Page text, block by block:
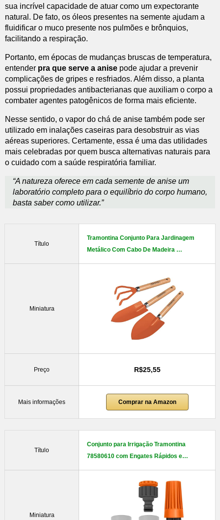
sua incrível capacidade de atuar como um expectorante
natural. De fato, os óleos presentes na semente ajudam a
fluidificar o muco presente nos pulmões e brônquios,
facilitando a respiração.
Portanto, em épocas de mudanças bruscas de temperatura,
entender pra que serve a anise pode ajudar a prevenir
complicações de gripes e resfriados. Além disso, a planta
possui propriedades antibacterianas que auxiliam o corpo a
combater agentes patogênicos de forma mais eficiente.
Nesse sentido, o vapor do chá de anise também pode ser
utilizado em inalações caseiras para desobstruir as vias
aéreas superiores. Certamente, essa é uma das utilidades
mais celebradas por quem busca alternativas naturais para
o cuidado com a saúde respiratória familiar.
“A natureza oferece em cada semente de anise um
laboratório completo para o equilíbrio do corpo humano,
basta saber como utilizar.”
Título
Tramontina Conjunto Para Jardinagem
Metálico Com Cabo De Madeira …
Miniatura
Preço R$25,55
Mais informações Comprar na Amazon
Título
Conjunto para Irrigação Tramontina
78580610 com Engates Rápidos e…
Miniatura